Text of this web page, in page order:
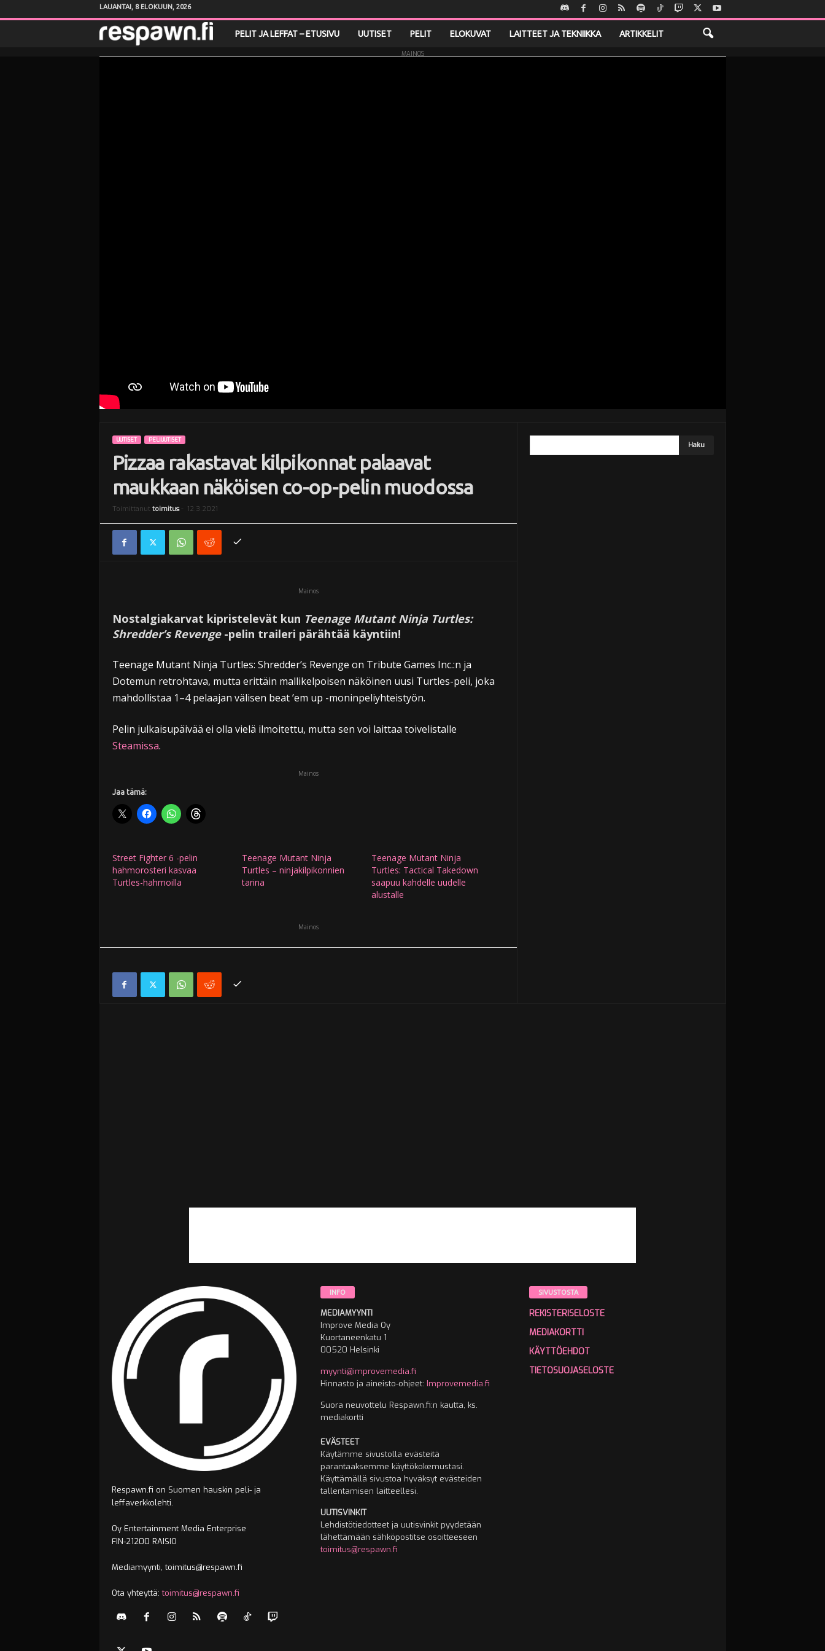
LAUANTAI, 8 ELOKUUN, 2026
e
PELIT JA LEFFAT – ETUSIVU UUTISET PELIT ELOKUVAT LAITTEET JA TEKNIIKKA ARTIKKELIT
MAINOS
UUTISET PELIUUTISET
Pizzaa rakastavat kilpikonnat palaavat
maukkaan näköisen co-op-pelin muodossa
Toimittanut toimitus- 12.3.2021
Mainos
Nostalgiakarvat kipristelevät kun Teenage Mutant Ninja Turtles:
Shredder’s Revenge-pelin traileri pärähtää käyntiin!
Teenage Mutant Ninja Turtles: Shredder’s Revenge on Tribute Games Inc.:n ja
Dotemun retrohtava, mutta erittäin mallikelpoisen näköinen uusi Turtles-peli, joka
mahdollistaa 1–4 pelaajan välisen beat ’em up -moninpeliyhteistyön.
Pelin julkaisupäivää ei olla vielä ilmoitettu, mutta sen voi laittaa toivelistalle
Steamissa.
Mainos
Jaa tämä:
Street Fighter 6 -pelin
hahmorosteri kasvaa
Turtles-hahmoilla
Teenage Mutant Ninja
Turtles – ninjakilpikonnien
tarina
Teenage Mutant Ninja
Turtles: Tactical Takedown
saapuu kahdelle uudelle
alustalle
Mainos
Respawn.fi on Suomen hauskin peli- ja
leffaverkkolehti.
Oy Entertainment Media Enterprise
FIN-21200 RAISIO
Mediamyynti, toimitus@respawn.fi
Ota yhteyttä:toimitus@respawn.fi
INFO
MEDIAMYYNTI
Improve Media Oy
Kuortaneenkatu 1
00520 Helsinki
myynti@improvemedia.fi
Hinnasto ja aineisto-ohjeet: Improvemedia.fi
Suora neuvottelu Respawn.fi:n kautta, ks.
mediakortti
EVÄSTEET
Käytämme sivustolla evästeitä
parantaaksemme käyttökokemustasi.
Käyttämällä sivustoa hyväksyt evästeiden
tallentamisen laitteellesi.
UUTISVINKIT
Lehdistötiedotteet ja uutisvinkit pyydetään
lähettämään sähköpostitse osoitteeseen
toimitus@respawn.fi
SIVUSTOSTA
REKISTERISELOSTE
MEDIAKORTTI
KÄYTTÖEHDOT
TIETOSUOJASELOSTE